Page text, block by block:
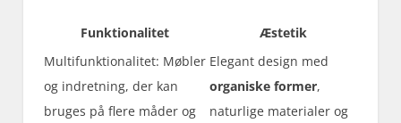
Funktionalitet
Æstetik
Multifunktionalitet: Møbler
og indretning, der kan
bruges på flere måder og
Elegant design med
organiske former,
naturlige materialer og